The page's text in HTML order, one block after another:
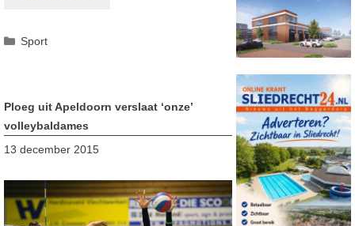
Categorieën
Sport
Ploeg uit Apeldoorn verslaat ‘onze’
volleybaldames
13 december 2015